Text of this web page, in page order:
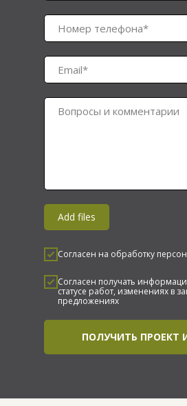
Номер телефона*
Email*
Вопросы и комментарии
Add files
Согласен на обработку
Согласен получать
статусе работ, изменениях в
предложениях
ПОЛУЧИТЬ ПРОЕКТ